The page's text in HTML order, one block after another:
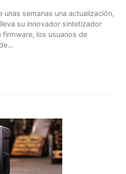
unas semanas una actualización,
su innovador sintetizador
firmware, los usuarios de